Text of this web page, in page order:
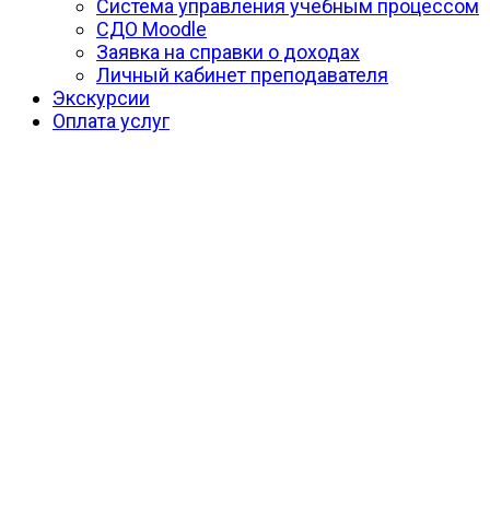
Система управления учебным процессом
СДО Moodle
Заявка на справки о доходах
Личный кабинет преподавателя
Экскурсии
Оплата услуг